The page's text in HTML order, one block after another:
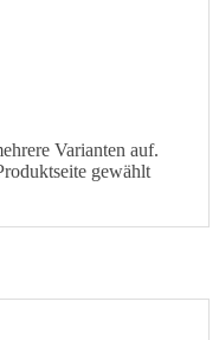
Varianten auf.
gewählt